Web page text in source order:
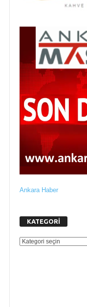
Ankara Haber
KATEGORİ
KATEGORİ